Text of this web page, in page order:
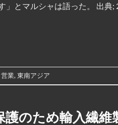
とマルシャは語った。 出典;
営業,東南アジア
のため輸入繊維